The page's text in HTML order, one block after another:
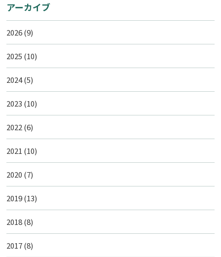
アーカイブ
2026(9)
2025 (10)
2024(5)
2023 (10)
2022 (6)
2021 (10)
2020 (7)
2019(13)
2018(8)
2017(8)